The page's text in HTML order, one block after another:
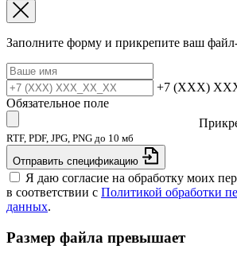
Заполните форму и прикрепите ваш
+7 (XXX)
Обязательное поле
RTF, PDF, JPG, PNG до 10 мб
Отправить спецификацию
Я даю согласие на обработку моих
в соответствии с Политикой обработки
данных.
Размер файла превышает